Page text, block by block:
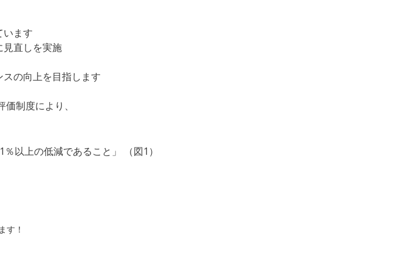
ます
直しを実施
の向上を目指します
制度により、
以上の低減であること」 （図1）
す！